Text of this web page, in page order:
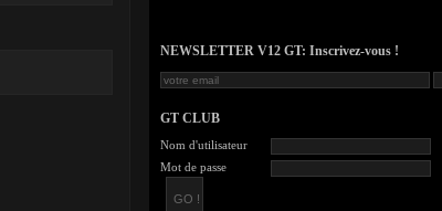
NEWSLETTER V12 GT: Inscrivez-vous !
GT CLUB
Nom d'utilisateur
Mot de passe